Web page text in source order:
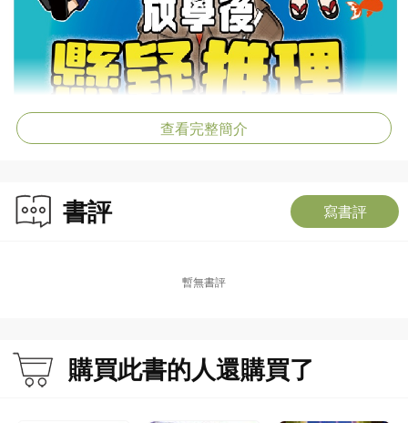
查看完整簡介
書評 寫書評
暫無書評
購買此書的人還購買了